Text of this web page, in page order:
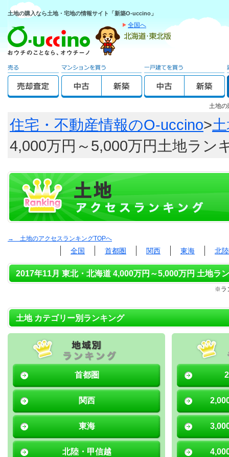
土地の購入なら土地・宅地の情報サイト「新築O-uccino」
全国へ
土地
住宅・不動産情報のO-uccino>
4,000万円～5,000万円土地ラン
→ 土地のアクセスランキングTOPへ
全国 首都圏 関西 東海 北
2017年11月 東北・北海道 4,000万円～5,000万円 土地ラ
※ラ
土地 カテゴリー別ランキング
首都圏
関西
東海
北陸・甲信越